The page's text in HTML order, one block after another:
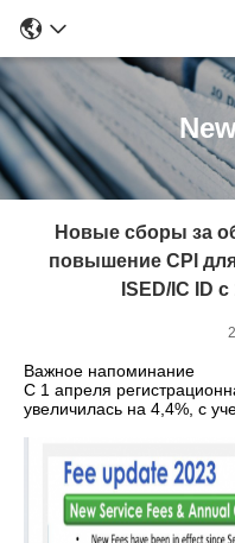
Новые сборы за
повышение CPl
ISED/IC ID
Важное напоминание
С 1 апреля
увеличилась на 4,4%, с